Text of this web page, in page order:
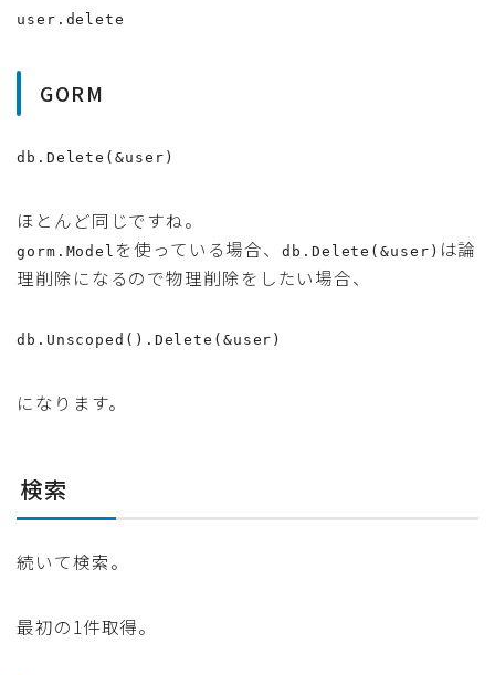
user.delete
GORM
db.Delete(&user)
ほとんど同じですね。
gorm.Model を使っている場合、db.Delete(&user) は論
理削除になるので物理削除をしたい場合、
db.Unscoped().Delete(&user)
になります。
検索
続いて検索。
最初の1件取得。